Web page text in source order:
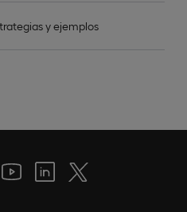
y ejemplos